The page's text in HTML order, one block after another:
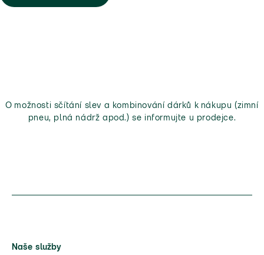
O možnosti sčítání slev a kombinování dárků k nákupu (zimní
pneu, plná nádrž apod.) se informujte u prodejce.
Naše služby